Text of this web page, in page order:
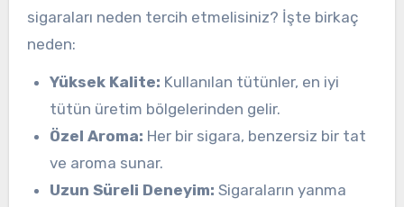
sigaraları neden tercih etmelisiniz? İşte birkaç
neden:
Yüksek Kalite: Kullanılan tütünler, en iyi
tütün üretim bölgelerinden gelir.
Özel Aroma: Her bir sigara, benzersiz bir tat
ve aroma sunar.
Uzun Süreli Deneyim: Sigaraların yanma